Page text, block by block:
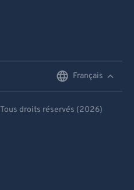
Français
Tous droits réservés (2026)